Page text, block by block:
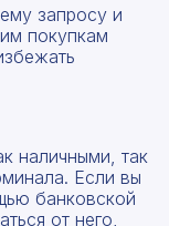
запросу и
покупкам
наличными, так
Если вы
банковской
от него,